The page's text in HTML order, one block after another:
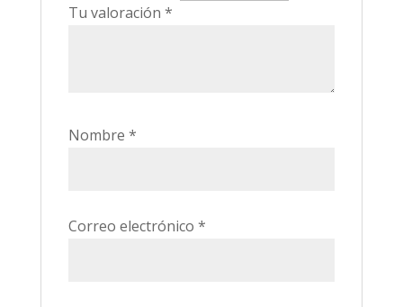
Tu valoración *
Nombre *
Correo electrónico *